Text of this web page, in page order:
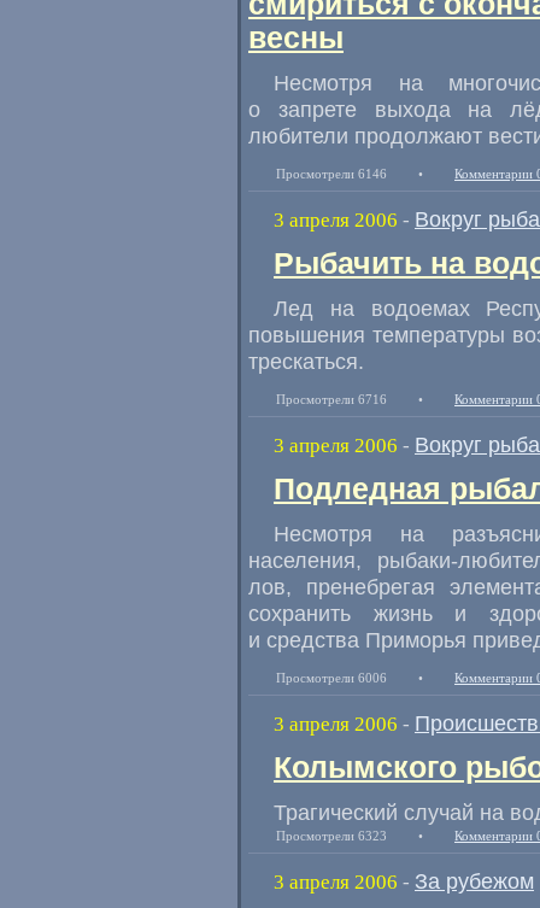
весны
Несмотря на
о запрете выхода на
любители продолжают
Просмотрели 6146 • Комментарии
3 апреля 2006 - Вокруг
Рыбачить на
Лед на водоемах
повышения температуры
трескаться.
Просмотрели 6716 • Комментарии
3 апреля 2006 - Вокруг
Подледная
Несмотря на
населения, рыбаки-
лов, пренебрегая
сохранить жизнь и
и средства Приморья
Просмотрели 6006 • Комментарии
3 апреля 2006 -
Колымского
Трагический случай на
Просмотрели 6323 • Комментарии
3 апреля 2006 - За рубежом